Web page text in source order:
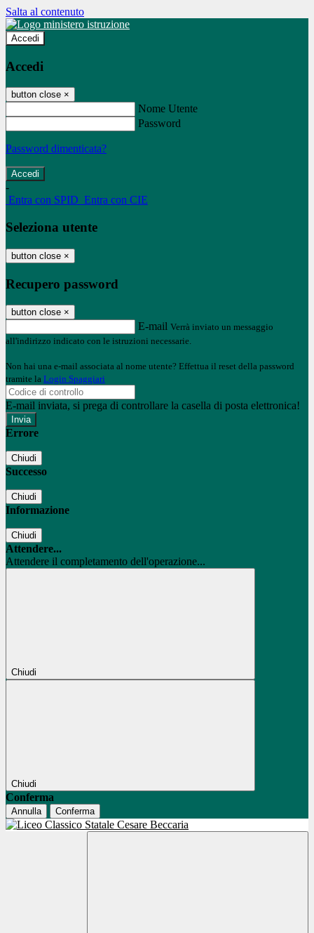
Salta al contenuto
Accedi
Accedi
button close ×
Nome Utente
Password
Password dimenticata?
-
Entra con SPID Entra con CIE
Seleziona utente
button close ×
Recupero password
button close ×
E-mail Verrà inviato un messaggio
all'indirizzo indicato con le istruzioni necessarie.
Non hai una e-mail associata al nome utente? Effettua il reset della password
tramite la Login Spaggiari
E-mail inviata, si prega di controllare la casella di posta elettronica!
Errore
Chiudi
Successo
Chiudi
Informazione
Chiudi
Attendere...
Attendere il completamento dell'operazione...
Chiudi
Chiudi
Conferma
Annulla Conferma